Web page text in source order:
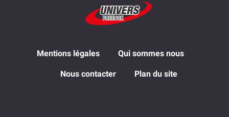
Mentions légales Qui sommes nous
Nous contacter Plan du site